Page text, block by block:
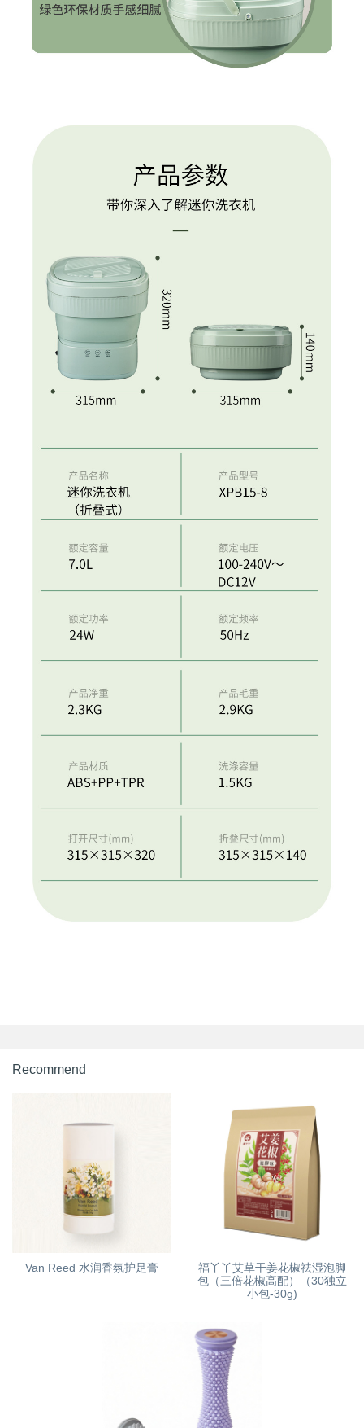
Recommend
Van Reed 水润香氛护足膏
福丫丫艾草干姜花椒祛湿泡脚
包（三倍花椒高配）（30独立
小包-30g)